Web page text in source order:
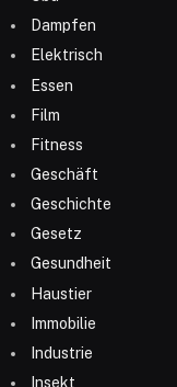
Dampfen
Elektrisch
Essen
Film
Fitness
Geschäft
Geschichte
Gesetz
Gesundheit
Haustier
Immobilie
Industrie
Insekt